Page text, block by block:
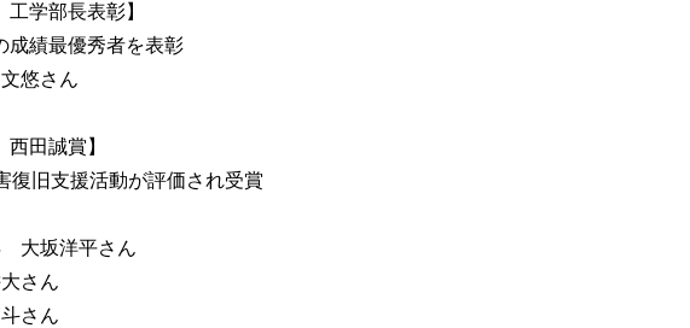
学部長表彰】
成績最優秀者を表彰
悠さん
田誠賞】
復旧支援活動が評価され受賞
大坂洋平さん
さん
さん